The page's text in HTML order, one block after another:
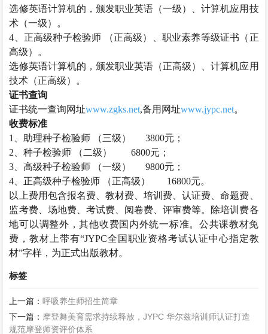
选修英语计算机的，颁发职业英语（一级）、计算机应用技
术（一级）。
4、正高级种子检验师
（正高级）、职业素养等级证书（正
高级）。
选修英语计算机的，颁发职业英语（正高级）、计算机应用
技术（正高级）。
证书查询
证书统一查询网址www.zgks.net,备用网址www.jypc.net。
收费标准
1、助理种子检验师 （三级）
3800元；
2、种子检验师 （二级）
6800元；
3、高级种子检验师 （一级）
9800元；
4、正高级种子检验师 （正高级）
16800元。
以上费用包含报名费、教材费、培训费、认证费、命题费、
监考费、场地费、考试费、阅卷费、评审费等。除培训费各
地可以调整外，其他收费国内外统一标准。公共课教材免
费，教材上带有“JYPC全国职业资格考试认证中心指定教
材”字样，为正式出版教材。
标签
上一篇：呼吸养生师招生简章
下一篇： 摩登舞美育需求持续释放，JYPC 华尔兹培训师认证打造
规范摩登师资评价体系